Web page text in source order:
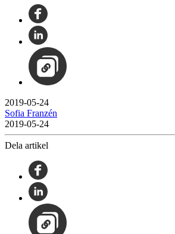
2019-05-24
Sofia Franzén
2019-05-24
Dela artikel